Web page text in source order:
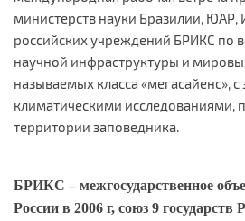
министерств науки Бразилии, ЮАР,
российских учреждений БРИКС по
научной инфраструктуры и
называемых класса «мегасайенс», с
климатическими
территории заповедника.
БРИКС – межгосударственное
России в 2006 г, союз 9 государств